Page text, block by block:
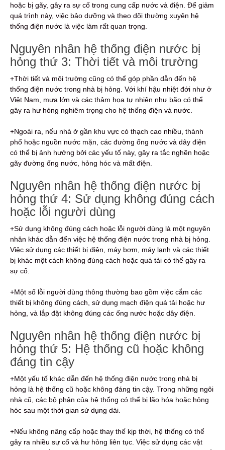
hoặc bị gãy, gây ra sự cố trong cung cấp nước và điện. Để giảm
quá trình này, việc bảo dưỡng và theo dõi thường xuyên hệ
thống điện nước là việc làm rất quan trọng.
Nguyên nhân hệ thống điện nước bị
hỏng thứ 3: Thời tiết và môi trường
+Thời tiết và môi trường cũng có thể góp phần dẫn đến hệ
thống điện nước trong nhà bị hỏng. Với khí hậu nhiệt đới như ở
Việt Nam, mưa lớn và các thảm họa tự nhiên như bão có thể
gây ra hư hỏng nghiêm trọng cho hệ thống điện và nước.
+Ngoài ra, nếu nhà ở gần khu vực có thạch cao nhiều, thành
phố hoặc nguồn nước mặn, các đường ống nước và dây điện
có thể bị ảnh hưởng bởi các yếu tố này, gây ra tắc nghẽn hoặc
gãy đường ống nước, hỏng hóc và mất điện.
Nguyên nhân hệ thống điện nước bị
hỏng thứ 4: Sử dụng không đúng cách
hoặc lỗi người dùng
+Sử dụng không đúng cách hoặc lỗi người dùng là một nguyên
nhân khác dẫn đến việc hệ thống điện nước trong nhà bị hỏng.
Việc sử dụng các thiết bị điện, máy bơm, máy lạnh và các thiết
bị khác một cách không đúng cách hoặc quá tải có thể gây ra
sự cố.
+Một số lỗi người dùng thông thường bao gồm việc cắm các
thiết bị không đúng cách, sử dụng mạch điện quá tải hoặc hư
hỏng, và lắp đặt không đúng các ống nước hoặc dây điện.
Nguyên nhân hệ thống điện nước bị
hỏng thứ 5: Hệ thống cũ hoặc không
đáng tin cậy
+Một yếu tố khác dẫn đến hệ thống điện nước trong nhà bị
hỏng là hệ thống cũ hoặc không đáng tin cậy. Trong những ngôi
nhà cũ, các bộ phận của hệ thống có thể bị lão hóa hoặc hỏng
hóc sau một thời gian sử dụng dài.
+Nếu không nâng cấp hoặc thay thế kịp thời, hệ thống có thể
gây ra nhiều sự cố và hư hỏng liên tục. Việc sử dụng các vật